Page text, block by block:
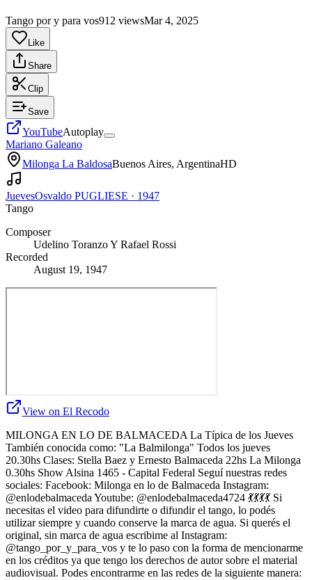
Tango por y para vos912 viewsMar 4, 2025
Like
Share
Clip
Save
YouTubeAutoplay
Mariano Galeano
Milonga La BaldosaBuenos Aires, ArgentinaHD
JuevesOsvaldo PUGLIESE · 1947
Tango
Composer
Udelino Toranzo Y Rafael Rossi
Recorded
August 19, 1947
View on El Recodo
MILONGA EN LO DE BALMACEDA La Típica de los Jueves
También conocida como: "La Balmilonga" Todos los jueves
20.30hs Clases: Stella Baez y Ernesto Balmaceda 22hs La Milonga
0.30hs Show Alsina 1465 - Capital Federal Seguí nuestras redes
sociales: Facebook: Milonga en lo de Balmaceda Instagram:
@enlodebalmaceda Youtube: @enlodebalmaceda4724 💃💃💃💃 Si
necesitas el video para difundirte o difundir el tango, lo podés
utilizar siempre y cuando conserve la marca de agua. Si querés el
original, sin marca de agua escribime al Instagram:
@tango_por_y_para_vos y te lo paso con la forma de mencionarme
en los créditos ya que tengo los derechos de autor sobre el material
audiovisual. Podes encontrarme en las redes de la siguiente manera: